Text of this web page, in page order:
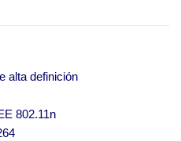
era: Bs.448.00.
actual es: Bs.100.00.
alta definición
802.11n